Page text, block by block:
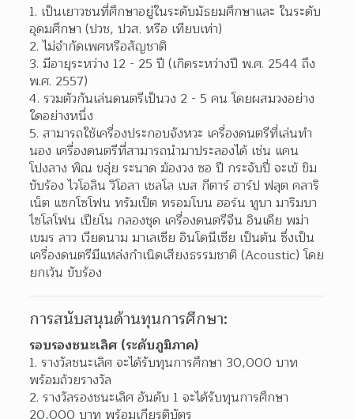
เป็นเยาวชนที่ศึกษาอยู่ในระดับมัธยมศึกษาและ ในระดับ
อุดมศึกษา (ปวช, ปวส. หรือ เทียบเท่า)
ไม่จํากัดเพศหรือสัญชาติ
มีอายุระหว่าง 12 - 25 ปี (เกิดระหว่างปี พ.ศ. 2544 ถึง
พ.ศ. 2557)
รวมตัวกันเล่นดนตรีเป็นวง 2 - 5 คน โดยผสมวงอย่าง
ใดอย่างหนึ่ง
สามารถใช้เครื่องประกอบจังหวะ เครื่องดนตรีที่เล่นทํา
นอง เครื่องดนตรีที่สามารถนํามาประลองได้ เช่น แคน
โปงลาง พิณ ขลุ่ย ระนาด ฆ้องวง ซอ ปี กระจับปี่ จะเข้ ขิม
ขับร้อง ไวโอลิน วิโอลา เชลโล เบส กีตาร์ ฮาร์ป ฟลุต คลาริ
เน็ต แซกโซโฟน ทรัมเป็ต ทรอมโบน ฮอร์น ทูบา มาริมบา
ไซโลโฟน เปียโน กลองชุด เครื่องดนตรีจีน อินเดีย พม่า
เขมร ลาว เวียดนาม มาเลเซีย อินโดนีเซีย เป็นต้น ซึ่งเป็น
เครื่องดนตรีมีแหล่งกําเนิดเสียงธรรมชาติ (Acoustic) โดย
ยกเว้น ขับร้อง
การสนับสนุนด้านทุนการศึกษา:
รอบรองชนะเลิศ (ระดับภูมิภาค)
รางวัลชนะเลิศ จะได้รับทุนการศึกษา 30,000 บาท
พร้อมถ้วยรางวัล
รางวัลรองชนะเลิศ อันดับ 1 จะได้รับทุนการศึกษา